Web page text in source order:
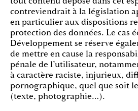
contreviendrait à la législation
en particulier aux dispositions
protection des données. Le cas
Développement se réserve
de mettre en cause la
pénale de l’utilisateur,
à caractère raciste, injurieux,
pornographique, quel que soit
(texte, photographie…).